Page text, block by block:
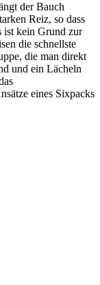
der Bauch
Reiz, so dass
ist kein Grund zur
die schnellste
die man direkt
und ein Lächeln
eines Sixpacks